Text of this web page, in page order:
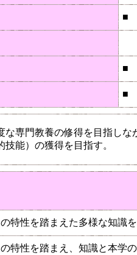
■
■
■
な専門教養の修得を目指し
能）の獲得を目指す。
特性を踏まえた多様な知識
特性を踏まえ、知識と本学